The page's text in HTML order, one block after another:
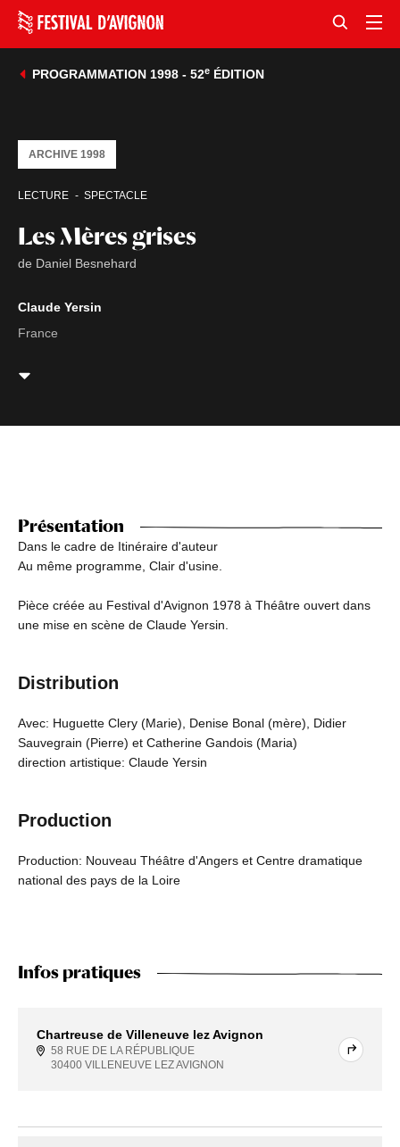
PROGRAMMATION 1998 - 52eÉDITION
Les Mères grises
de Daniel Besnehard
LECTURE SPECTACLE
ARCHIVE 1998
Claude Yersin
France
Présentation
Dans le cadre de Itinéraire d'auteur
Au même programme, Clair d'usine.
Pièce créée au Festival d'Avignon 1978 à Théâtre ouvert dans
une mise en scène de Claude Yersin.
Distribution
Avec: Huguette Clery (Marie), Denise Bonal (mère), Didier
Sauvegrain (Pierre) et Catherine Gandois (Maria)
direction artistique: Claude Yersin
Production
Production: Nouveau Théâtre d'Angers et Centre dramatique
national des pays de la Loire
Infos pratiques
Chartreuse de Villeneuve lez Avignon
58 RUE DE LA RÉPUBLIQUE
30400 VILLENEUVE LEZ AVIGNON